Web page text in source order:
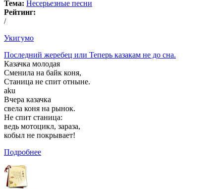
Тема: Несерьезные песни
Рейтинг:
/
Укигумо
Последний жеребец или Теперь казакам не до сна.
Казачка молодая
Сменила на байк коня,
Станица не спит отныне.
aku
Вчера казачка
свела коня на рынок.
Не спит станица:
ведь мотоцикл, зараза,
кобыл не покрывает!
Подробнее